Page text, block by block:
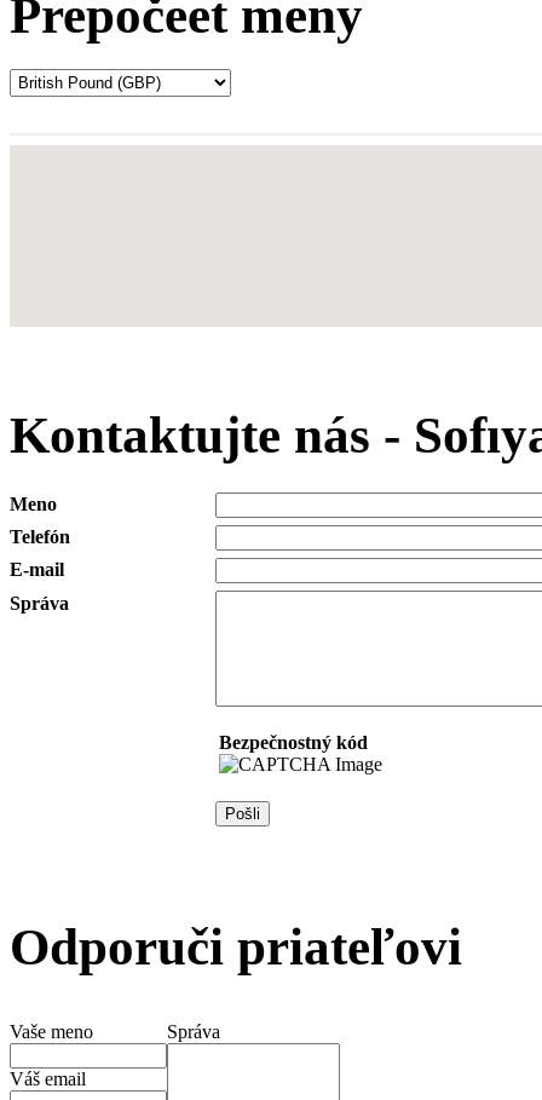
Prepočeet meny
Kontaktujte nás -
Meno
Telefón
E-mail
Správa
Bezpečnostný kód
Odporuči priateľovi
Vaše meno
Váš email
Správa